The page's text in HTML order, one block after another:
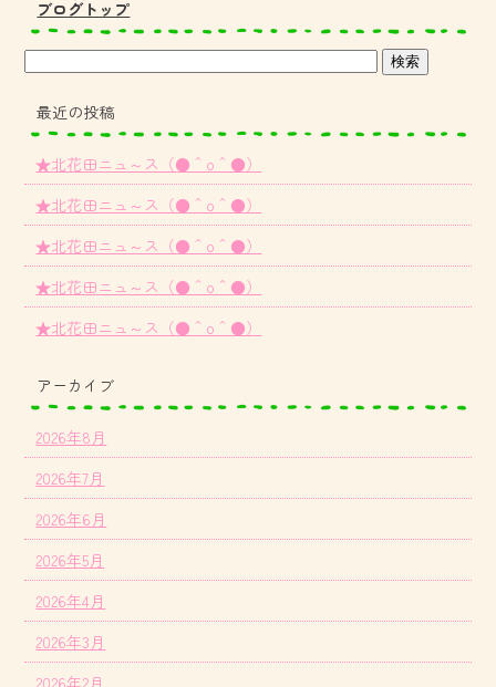
ブログトップ
最近の投稿
★北花田ニュ～ス（●＾o＾●）
★北花田ニュ～ス（●＾o＾●）
★北花田ニュ～ス（●＾o＾●）
★北花田ニュ～ス（●＾o＾●）
★北花田ニュ～ス（●＾o＾●）
アーカイブ
2026年8月
2026年7月
2026年6月
2026年5月
2026年4月
2026年3月
2026年2月